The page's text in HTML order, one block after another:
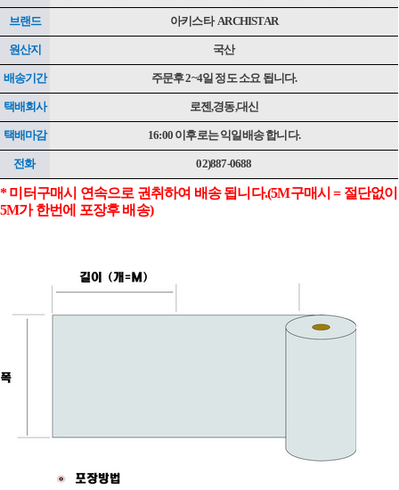
브랜드 아키스타 ARCHISTAR
원산지 국산
배송기간 주문후 2~4일 정도 소요 됩니다.
택배회사 로젠,경동,대신
택배마감 16:00 이후로는 익일배송 합니다.
전화 02)887-0688
* 미터구매시 연속으로 권취하여 배송 됩니다.(5M구매시 = 절단없이
5M가 한번에 포장후 배송)